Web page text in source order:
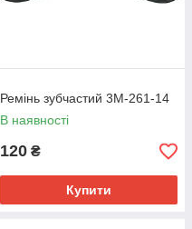
Ремінь зубчастий 3M-261-14
В наявності
120 ₴
Купити